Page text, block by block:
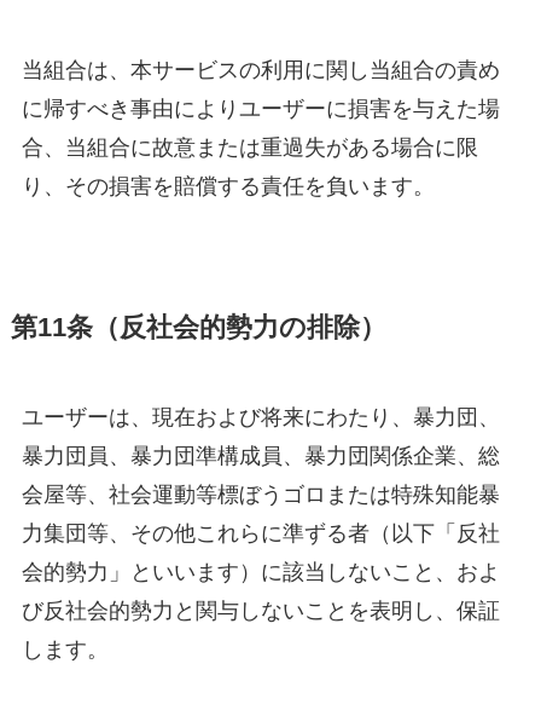
当組合は、本サービスの利用に関し当組合の責め
に帰すべき事由によりユーザーに損害を与えた場
合、当組合に故意または重過失がある場合に限
り、その損害を賠償する責任を負います。
第11条（反社会的勢力の排除）
ユーザーは、現在および将来にわたり、暴力団、
暴力団員、暴力団準構成員、暴力団関係企業、総
会屋等、社会運動等標ぼうゴロまたは特殊知能暴
力集団等、その他これらに準ずる者（以下「反社
会的勢力」といいます）に該当しないこと、およ
び反社会的勢力と関与しないことを表明し、保証
します。